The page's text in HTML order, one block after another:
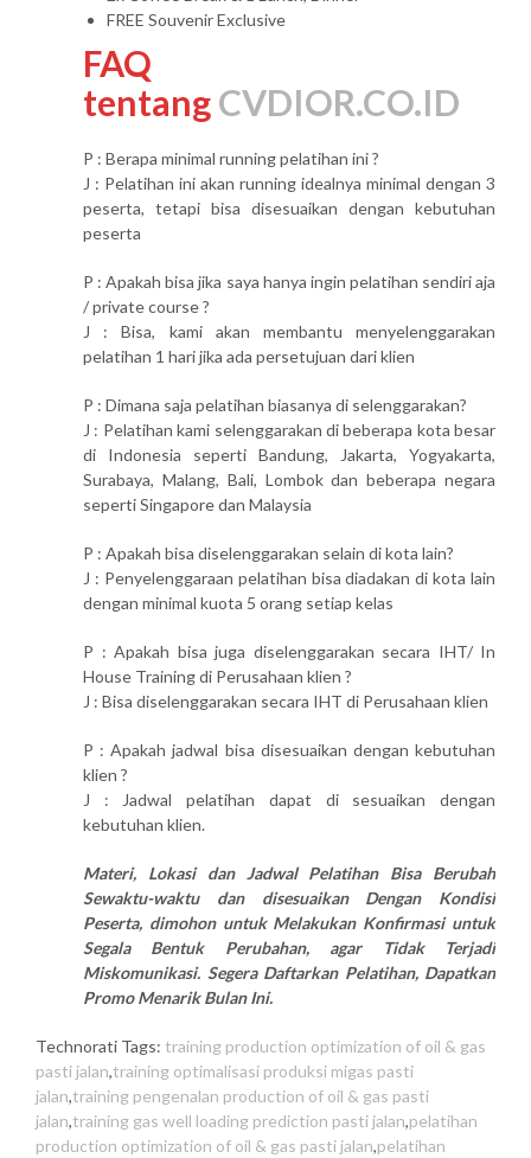
FREE Souvenir Exclusive
FAQ
tentangCVDIOR.CO.ID
P : Berapa minimal running pelatihan ini ?
J : Pelatihan ini akan running idealnya minimal dengan 3
peserta, tetapi bisa disesuaikan dengan kebutuhan
peserta
P : Apakah bisa jika saya hanya ingin pelatihan sendiri aja
/ private course ?
J : Bisa, kami akan membantu menyelenggarakan
pelatihan 1 hari jika ada persetujuan dari klien
P : Dimana saja pelatihan biasanya di selenggarakan?
J : Pelatihan kami selenggarakan di beberapa kota besar
di Indonesia seperti Bandung, Jakarta, Yogyakarta,
Surabaya, Malang, Bali, Lombok dan beberapa negara
seperti Singapore dan Malaysia
P : Apakah bisa diselenggarakan selain di kota lain?
J : Penyelenggaraan pelatihan bisa diadakan di kota lain
dengan minimal kuota 5 orang setiap kelas
P : Apakah bisa juga diselenggarakan secara IHT/ In
House Training di Perusahaan klien ?
J : Bisa diselenggarakan secara IHT di Perusahaan klien
P : Apakah jadwal bisa disesuaikan dengan kebutuhan
klien ?
J : Jadwal pelatihan dapat di sesuaikan dengan
kebutuhan klien.
Materi, Lokasi dan Jadwal Pelatihan Bisa Berubah
Sewaktu-waktu dan disesuaikan Dengan Kondisi
Peserta, dimohon untuk Melakukan Konfirmasi untuk
Segala Bentuk Perubahan, agar Tidak Terjadi
Miskomunikasi. Segera Daftarkan Pelatihan, Dapatkan
Promo Menarik Bulan Ini.
Technorati Tags: training production optimization of oil & gas
pasti jalan,training optimalisasi produksi migas pasti
jalan,training pengenalan production of oil & gas pasti
jalan,training gas well loading prediction pasti jalan,pelatihan
production optimization of oil & gas pasti jalan,pelatihan